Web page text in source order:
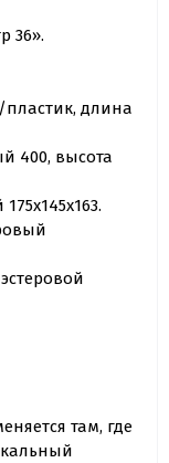
36».
длина
400, высота
там, где